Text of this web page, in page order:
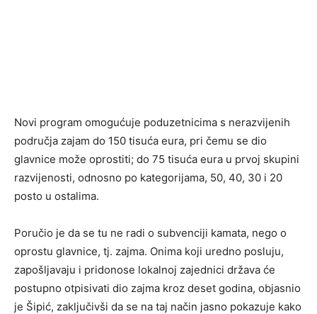
Novi program omogućuje poduzetnicima s nerazvijenih
područja zajam do 150 tisuća eura, pri čemu se dio
glavnice može oprostiti; do 75 tisuća eura u prvoj skupini
razvijenosti, odnosno po kategorijama, 50, 40, 30 i 20
posto u ostalima.
Poručio je da se tu ne radi o subvenciji kamata, nego o
oprostu glavnice, tj. zajma. Onima koji uredno posluju,
zapošljavaju i pridonose lokalnoj zajednici država će
postupno otpisivati dio zajma kroz deset godina, objasnio
je Šipić, zaključivši da se na taj način jasno pokazuje kako